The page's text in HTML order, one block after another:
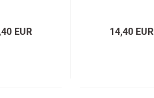
EUR 14,40 EUR